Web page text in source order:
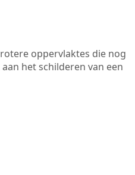
oppervlaktes die nog
het schilderen van een